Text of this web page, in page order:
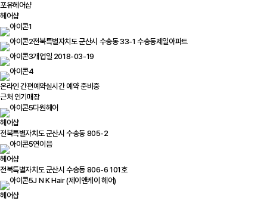
포유헤어샵
헤어샵
전북특별자치도 군산시 수송동 33-1 수송동제일아파트
개업일 2018-03-19
온라인 간편예약실시간 예약 준비중
근처 인기매장
다원헤어
헤어샵
전북특별자치도 군산시 수송동 805-2
연이음
헤어샵
전북특별자치도 군산시 수송동 806-6 101호
J N K Hair (제이앤케이 헤어)
헤어샵